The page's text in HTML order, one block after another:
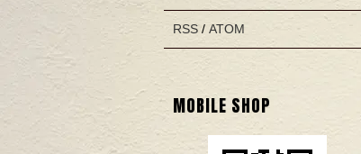
RSS / ATOM
MOBILE SHOP